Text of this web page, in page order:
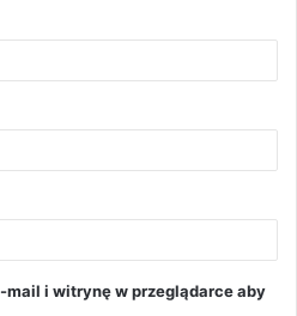
mail i witrynę w przeglądarce aby